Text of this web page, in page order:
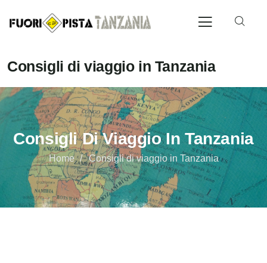
Consigli di viaggio in Tanzania
Consigli Di Viaggio In Tanzania
Home Consigli di viaggio in Tanzania